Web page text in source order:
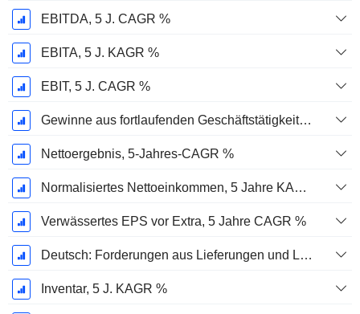
EBITDA, 5 J. CAGR %
EBITA, 5 J. KAGR %
EBIT, 5 J. CAGR %
Gewinne aus fortlaufenden Geschäftstätigkeiten, 5-Jahres-CAGR %
Nettoergebnis, 5-Jahres-CAGR %
Normalisiertes Nettoeinkommen, 5 Jahre KAGR %
Verwässertes EPS vor Extra, 5 Jahre CAGR %
Deutsch: Forderungen aus Lieferungen und Leistungen, 5-Jahres-CAGR %
Inventar, 5 J. KAGR %